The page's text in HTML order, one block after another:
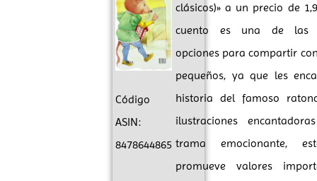
Código
ASIN:
8478644865
clásicos)» a un precio de
cuento es una de las
opciones para compartir
pequeños, ya que les
historia del famoso
ilustraciones
trama emocionante,
promueve valores